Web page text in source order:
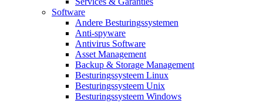
Software
Andere Besturingssystemen
Anti-spyware
Antivirus Software
Asset Management
Backup & Storage Management
Besturingssysteem Linux
Besturingssysteem Unix
Besturingssysteem Windows